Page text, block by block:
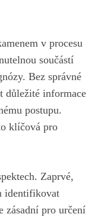
v procesu
součástí
‌Bez správné
důležité ⁤informace
postupu.
klíčová‍ pro
Zaprvé,
identifikovat
zásadní pro určení